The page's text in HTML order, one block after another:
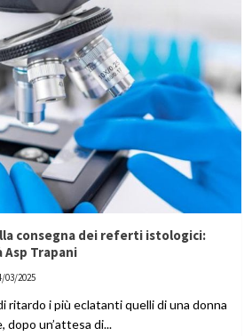
consegna dei referti istologici:
Trapani
03/2025
ritardo i più eclatanti quelli di una donna
dopo un’attesa di...